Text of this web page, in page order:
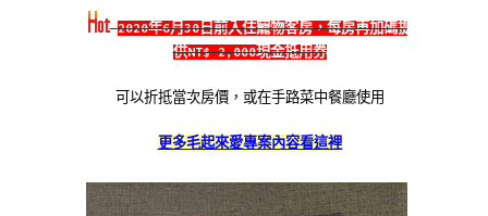
2020年6月30日前入住寵物客房，每房再加碼提
供NT$ 2,000現金抵用券
可以折抵當次房價，或在手路菜中餐廳使用
更多毛起來愛專案內容看這裡